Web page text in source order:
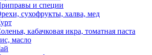
и специи
сухофрукты, халва, мед
кабачковая икра, томатная паста
масло